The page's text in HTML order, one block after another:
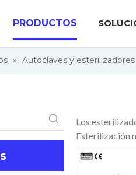
PRODUCTOS
» Autoclaves y esterilizadores
Los
Esterilización